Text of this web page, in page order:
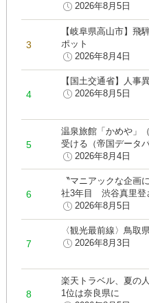
2026年8月5日
【岐阜県高山市】飛
ポット
2026年8月4日
【国土交通省】人事
2026年8月5日
温泉旅館「かめや」
受ける（帝国データ
2026年8月4日
〝マニアックな企画
社3年目 渋谷真里登
2026年8月5日
〈観光最前線〉鳥取
2026年8月3日
楽天トラベル、夏の
1位は奈良県に